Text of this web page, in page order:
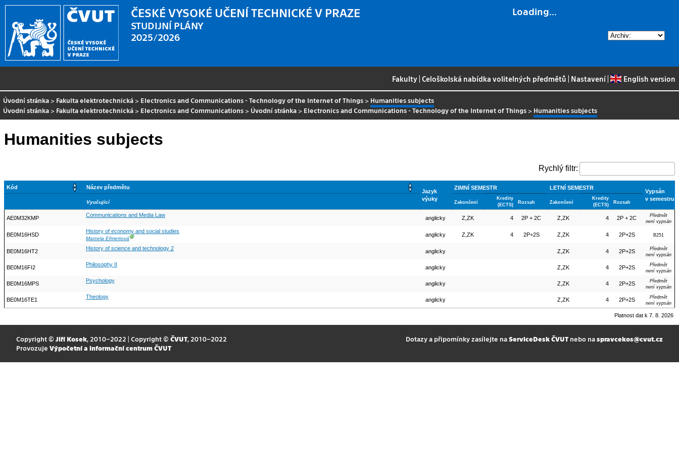
Loading...
ČESKÉ VYSOKÉ UČENÍ TECHNICKÉ V PRAZE
STUDIJNÍ PLÁNY
2025/2026
Fakulty |Celoškolská nabídka volitelných předmětů Nastavení| English version
Úvodní stránka > Fakulta elektrotechnická > Electronics and Communications - Technology of the Internet of Things > Humanities subjects
Úvodní stránka > Fakulta elektrotechnická > Electronics and Communications > Úvodní stránka > Electronics and Communications - Technology of the Internet of Things > Humanities subjects
Humanities subjects
Rychlý filtr:
Kód Název předmětu
Jazyk
výuky
ZIMNÍ SEMESTR LETNÍ SEMESTR
Vypsán
v semestru
Vyučující Zakončení
Kredity
(ECTS)
Rozsah Zakončení
Kredity
(ECTS)
Rozsah
AE0M32KMP Communications and Media Law anglicky Z,ZK 4 2P + 2C Z,ZK 4 2P + 2C
Předmět
není vypsán
BE0M16HSD
History of economy and social studies
Marcela EfmertováⒼ anglicky Z,ZK 4 2P+2S Z,ZK 4 2P+2S B251
BE0M16HT2 History of science and technology 2 anglicky Z,ZK 4 2P+2S
Předmět
není vypsán
BE0M16FI2 Philosophy II anglicky Z,ZK 4 2P+2S
Předmět
není vypsán
BE0M16MPS Psychology anglicky Z,ZK 4 2P+2S
Předmět
není vypsán
BE0M16TE1 Theology anglicky Z,ZK 4 2P+2S
Předmět
není vypsán
Platnost dat k 7. 8. 2026
Copyright © Jiří Kosek, 2010–2022 | Copyright © ČVUT, 2010–2022
Provozuje Výpočetní a informační centrum ČVUT
Dotazy a připomínky zasílejte naServiceDesk ČVUTnebo naspravcekos@cvut.cz